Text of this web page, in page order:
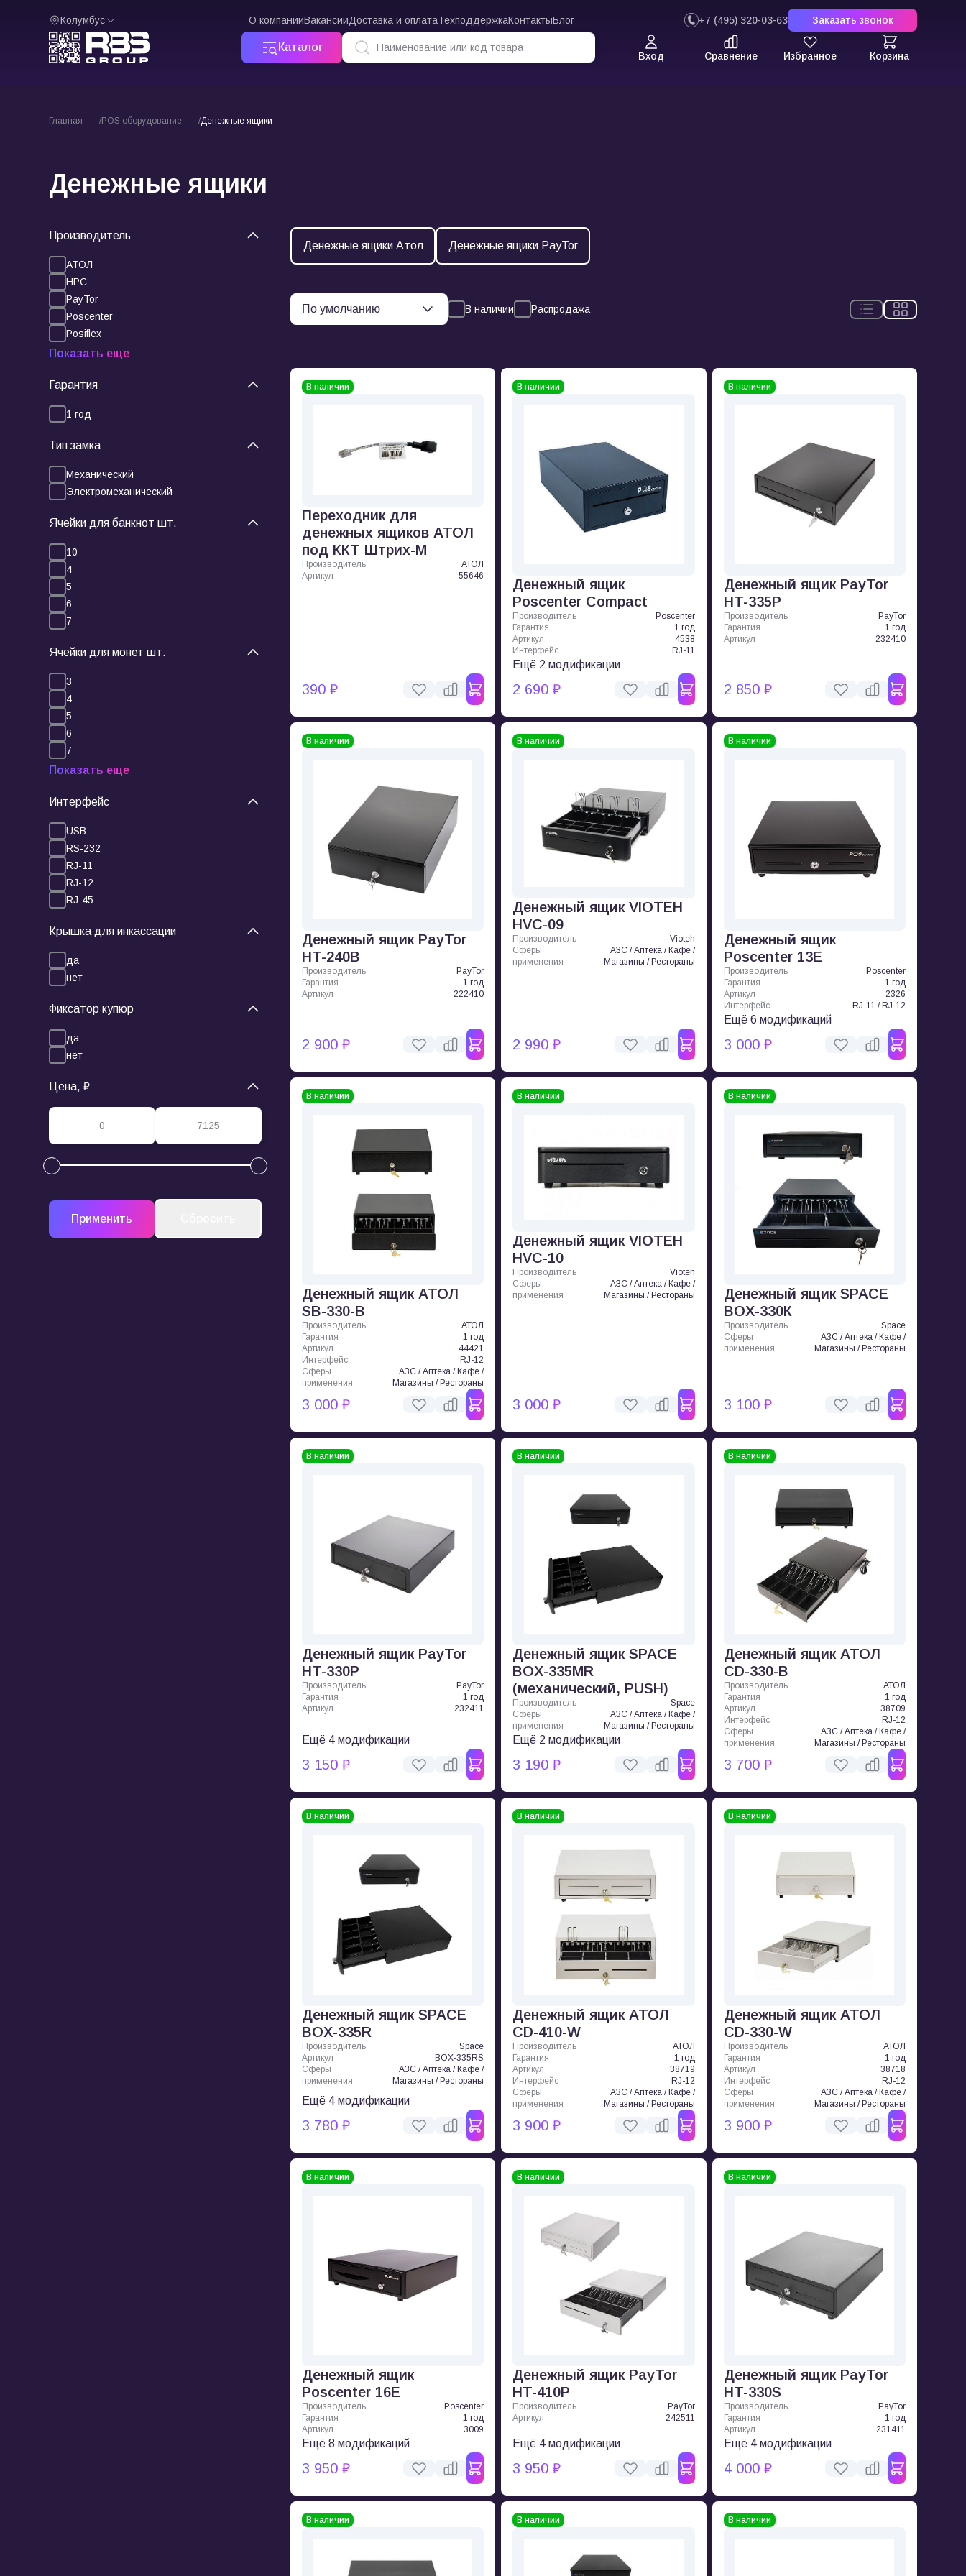
Колумбус О компанииВакансииДоставка и оплатаТехподдержкаКонтактыБлог +7 (495) 320-03-63 Заказать звонок
Каталог
Вход Сравнение Избранное Корзина
Главная POS оборудование Денежные ящики
Денежные ящики
Производитель
АТОЛ
HPC
PayTor
Poscenter
Posiflex
Показать еще
Гарантия
1 год
Тип замка
Механический
Электромеханический
Ячейки для банкнот шт.
10
4
5
6
7
Ячейки для монет шт.
3
4
5
6
7
Показать еще
Интерфейс
USB
RS-232
RJ-11
RJ-12
RJ-45
Крышка для инкассации
да
нет
Фиксатор купюр
да
нет
Цена, ₽
Денежные ящики Атол Денежные ящики PayTor
В наличии Распродажа
В наличии
Переходник для
денежных ящиков АТОЛ
под ККТ Штрих-М
Производитель
АТОЛ
Артикул
55646
390 ₽
В наличии
Денежный ящик
Poscenter Compact
Производитель
Poscenter
Гарантия
1 год
Артикул
4538
Интерфейс
RJ-11
Ещё 2 модификации
2 690 ₽
В наличии
Денежный ящик PayTor
HT-335P
Производитель
PayTor
Гарантия
1 год
Артикул
232410
2 850 ₽
В наличии
Денежный ящик PayTor
HT-240B
Производитель
PayTor
Гарантия
1 год
Артикул
222410
2 900 ₽
В наличии
Денежный ящик VIOTEH
HVC-09
Производитель
Vioteh
Сферы
применения
АЗС / Аптека / Кафе /
Магазины / Рестораны
2 990 ₽
В наличии
Денежный ящик
Poscenter 13E
Производитель
Poscenter
Гарантия
1 год
Артикул
2326
Интерфейс
RJ-11 / RJ-12
Ещё 6 модификаций
3 000 ₽
В наличии
Денежный ящик АТОЛ
SB-330-B
Производитель
АТОЛ
Гарантия
1 год
Артикул
44421
Интерфейс
RJ-12
Сферы
применения
АЗС / Аптека / Кафе /
Магазины / Рестораны
3 000 ₽
В наличии
Денежный ящик VIOTEH
HVC-10
Производитель
Vioteh
Сферы
применения
АЗС / Аптека / Кафе /
Магазины / Рестораны
3 000 ₽
В наличии
Денежный ящик SPACE
BOX-330К
Производитель
Space
Сферы
применения
АЗС / Аптека / Кафе /
Магазины / Рестораны
3 100 ₽
В наличии
Денежный ящик PayTor
HT-330P
Производитель
PayTor
Гарантия
1 год
Артикул
232411
Ещё 4 модификации
3 150 ₽
В наличии
Денежный ящик SPACE
BOX-335MR
(механический, PUSH)
Производитель
Space
Сферы
применения
АЗС / Аптека / Кафе /
Магазины / Рестораны
Ещё 2 модификации
3 190 ₽
В наличии
Денежный ящик АТОЛ
CD-330-B
Производитель
АТОЛ
Гарантия
1 год
Артикул
38709
Интерфейс
RJ-12
Сферы
применения
АЗС / Аптека / Кафе /
Магазины / Рестораны
3 700 ₽
В наличии
Денежный ящик SPACE
BOX-335R
Производитель
Space
Артикул
BOX-335RS
Сферы
применения
АЗС / Аптека / Кафе /
Магазины / Рестораны
Ещё 4 модификации
3 780 ₽
В наличии
Денежный ящик АТОЛ
CD-410-W
Производитель
АТОЛ
Гарантия
1 год
Артикул
38719
Интерфейс
RJ-12
Сферы
применения
АЗС / Аптека / Кафе /
Магазины / Рестораны
3 900 ₽
В наличии
Денежный ящик АТОЛ
CD-330-W
Производитель
АТОЛ
Гарантия
1 год
Артикул
38718
Интерфейс
RJ-12
Сферы
применения
АЗС / Аптека / Кафе /
Магазины / Рестораны
3 900 ₽
В наличии
Денежный ящик
Poscenter 16E
Производитель
Poscenter
Гарантия
1 год
Артикул
3009
Ещё 8 модификаций
3 950 ₽
В наличии
Денежный ящик PayTor
HT-410P
Производитель
PayTor
Артикул
242511
Ещё 4 модификации
3 950 ₽
В наличии
Денежный ящик PayTor
HT-330S
Производитель
PayTor
Гарантия
1 год
Артикул
231411
Ещё 4 модификации
4 000 ₽
В наличии В наличии В наличии